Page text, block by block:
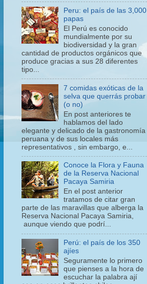
Peru: el país de las 3,000
papas
El Perú es conocido
mundialmente por su
biodiversidad y la gran
cantidad de productos orgánicos que
produce gracias a sus 28 diferentes
tipo...
7 comidas exóticas de la
selva que querrás probar
(o no)
En post anteriores te
hablamos del lado
elegante y delicado de la gastronomía
peruana y de sus locales más
representativos , sin embargo, e...
Conoce la Flora y Fauna
de la Reserva Nacional
Pacaya Samiria
En el post anterior
tratamos de citar gran
parte de las maravillas que alberga la
Reserva Nacional Pacaya Samiria,
aunque viendo que podrí...
Perú: el país de los 350
ajíes
Seguramente lo primero
que pienses a la hora de
escuchar la palabra ají